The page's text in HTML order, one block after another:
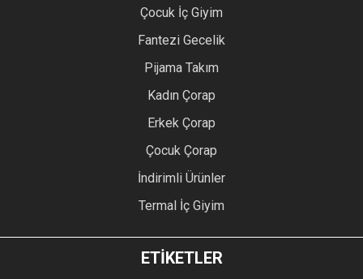
Çocuk İç Giyim
Fantezi Gecelik
Pijama Takım
Kadın Çorap
Erkek Çorap
Çocuk Çorap
İndirimli Ürünler
Termal İç Giyim
ETİKETLER